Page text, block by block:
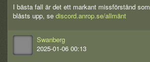
I bästa fall är det ett markant missförstånd som
blåsts upp, se discord.anrop.se/allmänt
Swanberg
2025-01-06 00:13